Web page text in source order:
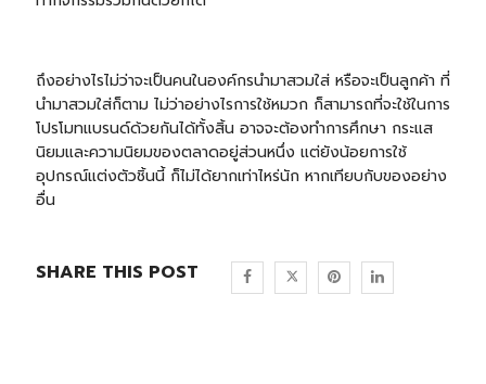
ถึงอย่างไรไม่ว่าจะเป็นคนในองค์กรนำมาสวมใส่ หรือจะเป็นลูกค้า ที่
นำมาสวมใส่ก็ตาม ไม่ว่าอย่างไรการใช้หมวก ก็สามารถที่จะใช้ในการ
โปรโมทแบรนด์ด้วยกันได้ทั้งสิ้น อาจจะต้องทำการศึกษา กระแส
นิยมและความนิยมของตลาดอยู่ส่วนหนึ่ง แต่ยังน้อยการใช้
อุปกรณ์แต่งตัวชิ้นนี้ ก็ไม่ได้ยากเท่าไหร่นัก หากเทียบกับของอย่าง
อื่น
SHARE THIS POST